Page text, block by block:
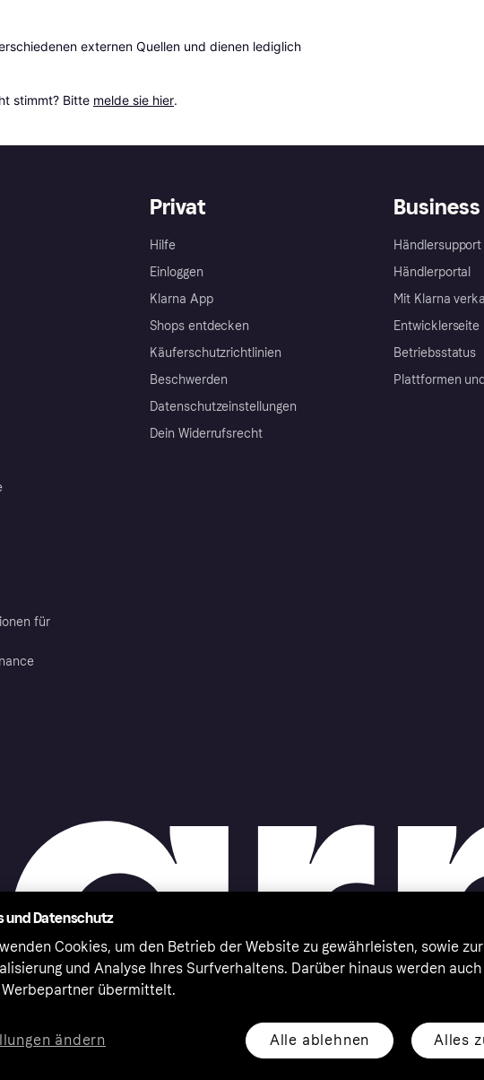
externen Quellen und dienen lediglich
stimmt? Bitte melde sie hier.
für
Privat
Hilfe
Einloggen
Klarna App
Shops entdecken
Käuferschutzrichtlinien
Beschwerden
Datenschutzeinstellungen
Dein Widerrufsrecht
Business
Händlersupport
Händlerportal
Mit Klarna
Entwicklerseite
Betriebsstatus
Plattformen
rights reserved. Klarna Bank AB (publ). Sveavägen 46, 111 34
und Datenschutz
Cookies, um den Betrieb der Website zu gewährleisten, sowie zur
und Analyse Ihres Surfverhaltens. Darüber hinaus werden
Werbepartner übermittelt.
Alle ablehnen Alles
ändern